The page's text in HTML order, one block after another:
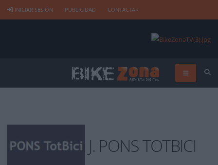
INICIAR SESIÓN PUBLICIDAD CONTACTAR
J. PONS TOTBICI